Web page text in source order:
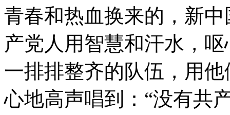
青春和热血换来的，新
产党人用智慧和汗水，
一排排整齐的队伍，用
心地高声唱到：“没有共